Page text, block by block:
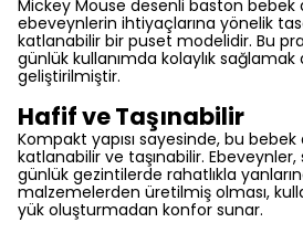
Mickey Mouse desenli baston bebek
ebeveynlerin ihtiyaçlarına yönelik
katlanabilir bir puset modelidir. Bu
günlük kullanımda kolaylık sağlamak
geliştirilmiştir.
Hafif ve Taşınabilir
Kompakt yapısı sayesinde, bu bebek
katlanabilir ve taşınabilir.
günlük gezintilerde rahatlıkla
malzemelerden üretilmiş olması,
yük oluşturmadan konfor sunar.